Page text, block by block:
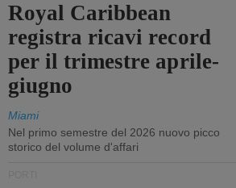
Royal Caribbean
registra ricavi record
per il trimestre aprile-
giugno
Miami
Nel primo semestre del 2026 nuovo picco
storico del volume d'affari